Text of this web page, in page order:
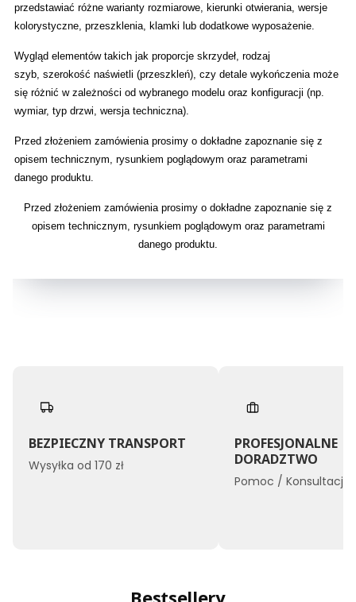
przedstawiać różne warianty rozmiarowe, kierunki otwierania, wersje
kolorystyczne, przeszklenia, klamki lub dodatkowe wyposażenie.
Wygląd elementów takich jak proporcje skrzydeł, rodzaj
szyb, szerokość naświetli (przeszkleń), czy detale wykończenia może
się różnić w zależności od wybranego modelu oraz konfiguracji (np.
wymiar, typ drzwi, wersja techniczna).
Przed złożeniem zamówienia prosimy o dokładne zapoznanie się z
opisem technicznym, rysunkiem poglądowym oraz parametrami
danego produktu.
Przed złożeniem zamówienia prosimy o dokładne zapoznanie się z
opisem technicznym, rysunkiem poglądowym oraz parametrami
danego produktu.
BEZPIECZNY TRANSPORT
Wysyłka od 170 zł
PROFESJONALNE
DORADZTWO
Pomoc / Konsultacje
Bestsellery